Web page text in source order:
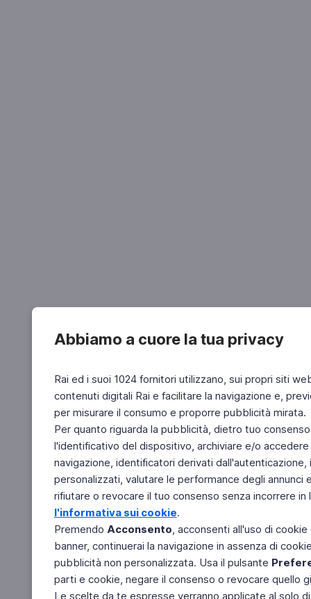
Abbiamo a cuore la tua privacy
Rai ed i suoi 1024 fornitori utilizzano, sui propri siti
contenuti digitali Rai e facilitare la navigazione e,
per misurare il consumo e proporre pubblicità mirata.
Per quanto riguarda la pubblicità, dietro tuo
l'identificativo del dispositivo, archiviare e/o
navigazione, identificatori derivati
personalizzati, valutare le performance degli
rifiutare o revocare il tuo consenso senza incorrere
l'informativa sui cookie.
Premendo Acconsento, acconsenti all'uso di
banner, continuerai la navigazione in assenza di
pubblicità non personalizzata. Usa il pulsante
parti e cookie, negare il consenso o revocare quello
Le scelte da te espresse verranno applicate al solo